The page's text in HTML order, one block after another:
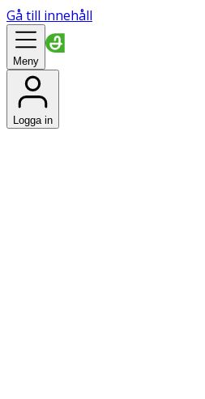
Gå till innehåll
Meny
Logga in